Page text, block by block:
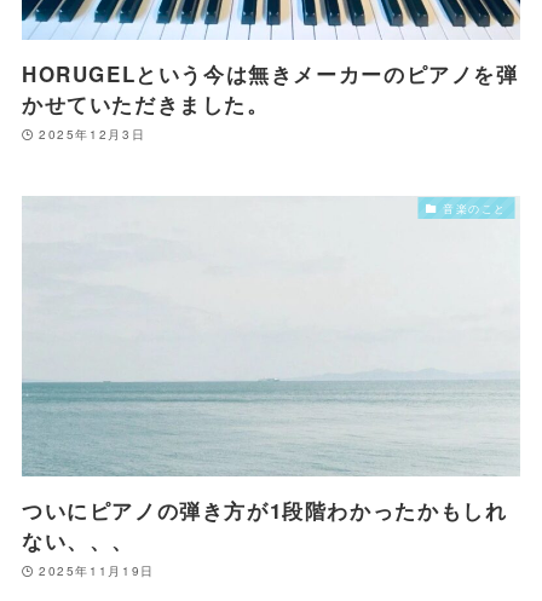
HORUGELという今は無きメーカーのピアノを弾
かせていただきました。
2025年12月3日
音楽のこと
ついにピアノの弾き方が1段階わかったかもしれ
ない、、、
2025年11月19日